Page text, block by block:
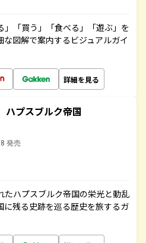
「買う」「食べる」「遊ぶ」を
図解で案内するビジュアルガイ
詳細を見る
プスブルク帝国
発売
たハプスブルク帝国の栄光と動乱
に残る史跡を巡る歴史を旅するガ